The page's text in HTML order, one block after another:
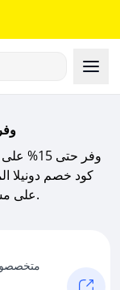
وفر حتى
كود خصم
على مستحضرات البشرة والشعر والزيوت الطبيعية.